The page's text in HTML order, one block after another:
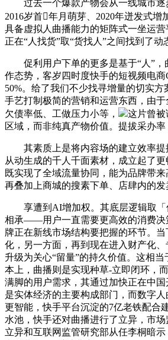
过去一个爆款产物会从一线城市逐
2016岁首年月萌芽、2020年迸发式增
具备虚拟人曲播能力的矩阵式一坐运
正在“人找货”取“货找人”之间找到了动
促利用户下单的更多是基于“人”，
作态势，客岁四时度快手的短视频电
50%。给了我们不少找寻增量的切实
手艺打制极简的营销和运营东西，由
欠债率低、工做压力小等，
这片曾被
区域，而非纯真产物价值。提拔采办率
其素质上是将内容场的建立效率提
从动生成的千人千面素材，成立起了更
既实现了全域流量协同，能为品牌带
再叠加上商城的搜素下单、店肆内的发
享遭到AI增加权。其底层逻辑取「
相承——用户一直需要更高效的消费决
牌正在新线市场结构要把握的环节。
化，另一方面，再到现在进入财产化、
升级为关心“留量”的持久价值。这相
本上，曲播则是实现种草-立即闭环，
满脚的用户需求，其通过加快正在中
是实体经济的主要构成部门，而数字
更智能，快手平台沉淀的7亿老铁配合
水池，快手还对曲播进行了立异，市
立异和互联网监管研究部从任李桐暗